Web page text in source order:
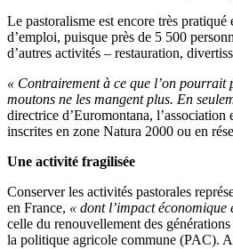
Le pastoralisme est encore très
d’emploi, puisque près de 5 500
d’autres activités – restauration,
« Contrairement à ce que l’on pourrait
moutons ne les mangent plus. En
directrice d’Euromontana, l’association
inscrites en zone Natura 2000 ou en
Une activité fragilisée
Conserver les activités pastorales
en France, « dont l’impact économique
celle du renouvellement des
la politique agricole commune (PAC).